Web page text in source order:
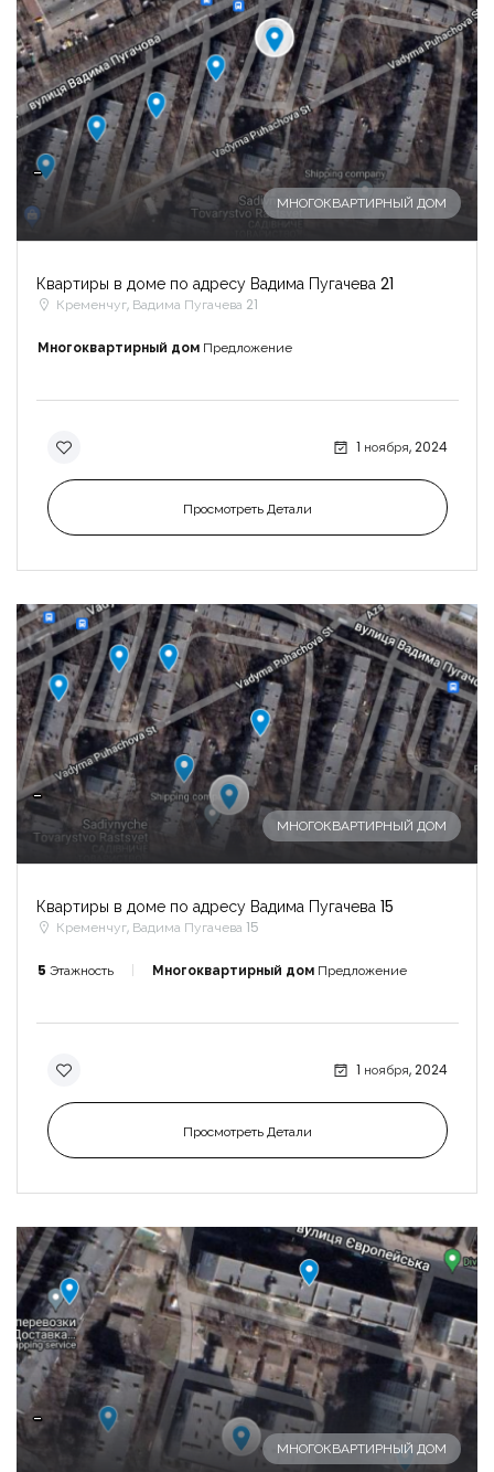
-
МНОГОКВАРТИРНЫЙ ДОМ
Квартиры в доме по адресу Вадима Пугачева 21
Кременчуг, Вадима Пугачева 21
Многоквартирный дом Предложение
1 ноября, 2024
Просмотреть Детали
-
МНОГОКВАРТИРНЫЙ ДОМ
Квартиры в доме по адресу Вадима Пугачева 15
Кременчуг, Вадима Пугачева 15
5 Этажность Многоквартирный дом Предложение
1 ноября, 2024
Просмотреть Детали
-
МНОГОКВАРТИРНЫЙ ДОМ